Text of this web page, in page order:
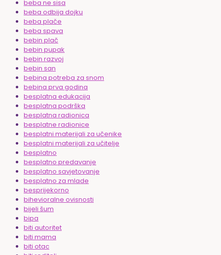
beba ne sisa
beba odbija dojku
beba plače
beba spava
bebin plač
bebin pupak
bebin razvoj
bebin san
bebina potreba za snom
bebina prva godina
besplatna edukacija
besplatna podrška
besplatna radionica
besplatne radionice
besplatni materijali za učenike
besplatni materijali za učitelje
besplatno
besplatno predavanje
besplatno savjetovanje
besplatno za mlade
besprijekorno
bihevioralne ovisnosti
bijeli šum
bipa
biti autoritet
biti mama
biti otac